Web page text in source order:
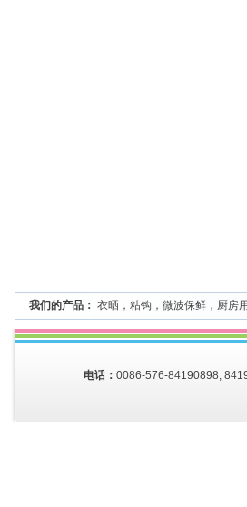
我们的产品： 衣晒 ， 粘钩 ， 微波保鲜 ， 厨房
电话： 0086-576-84190898,